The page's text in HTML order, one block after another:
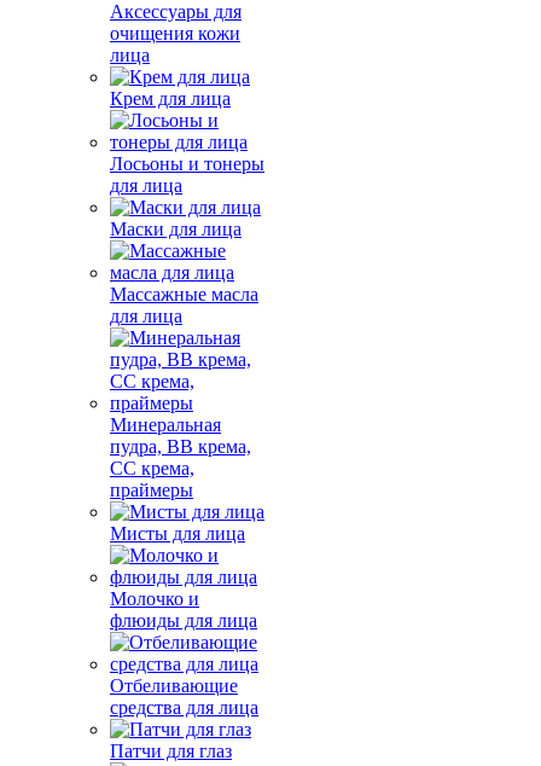
Аксессуары для
очищения кожи
лица
Крем для лица
Лосьоны и тонеры
для лица
Маски для лица
Массажные масла
для лица
Минеральная
пудра, BB крема,
СС крема,
праймеры
Мисты для лица
Молочко и
флюиды для лица
Отбеливающие
средства для лица
Патчи для глаз